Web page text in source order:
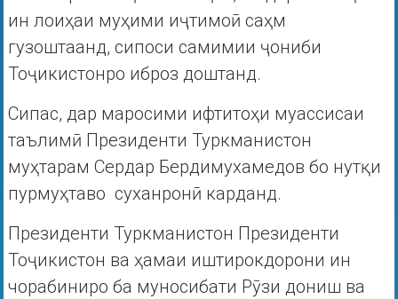
ин лоиҳаи муҳими иҷтимоӣ саҳм
гузоштаанд, сипоси самимии ҷониби
Тоҷикистонро иброз доштанд.
Сипас, дар маросими ифтитоҳи муассисаи
таълимӣ Президенти Туркманистон
муҳтарам Сердар Бердимухамедов бо нутқи
пурмуҳтаво суханронӣ карданд.
Президенти Туркманистон Президенти
Тоҷикистон ва ҳамаи иштирокдорони ин
чорабиниро ба муносибати Рӯзи дониш ва